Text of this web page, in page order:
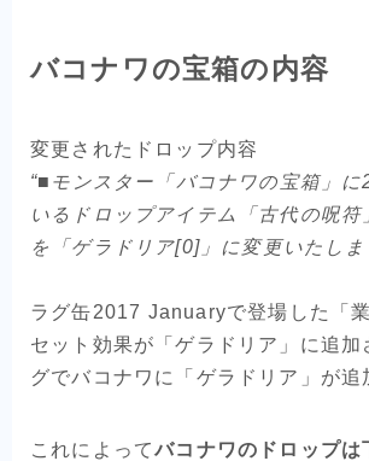
バコナワの宝箱の内容
変更されたドロップ内容
“■モンスター「バコナワの宝箱」
いるドロップアイテム「古代の呪
を「ゲラドリア[0]」に変更いたしま
ラグ缶2017 Januaryで登場した「
セット効果が「ゲラドリア」に追加
グでバコナワに「ゲラドリア」が追
これによってバコナワのドロップは